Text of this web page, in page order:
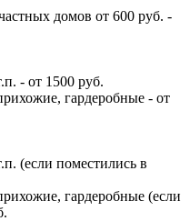
домов от 600 руб. -
- от 1500 руб.
гардеробные - от
(если поместились в
гардеробные (если